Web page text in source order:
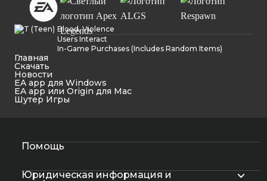
Blood, Violence
Users Interact
In-Game Purchases (Includes Random Items)
Главная
Cкачать
Новости
EA app для Windows
EA app или Origin для Mac
Шутер Игры
Помощь
Юридическая информация и